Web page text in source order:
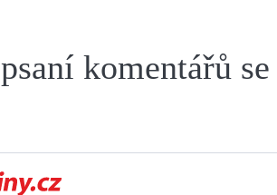
komentářů